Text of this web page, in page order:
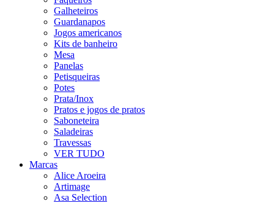
Galheteiros
Guardanapos
Jogos americanos
Kits de banheiro
Mesa
Panelas
Petisqueiras
Potes
Prata/Inox
Pratos e jogos de pratos
Saboneteira
Saladeiras
Travessas
VER TUDO
Marcas
Alice Aroeira
Artimage
Asa Selection